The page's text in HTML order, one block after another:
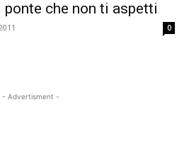
che non ti aspetti
0
- Advertisment -